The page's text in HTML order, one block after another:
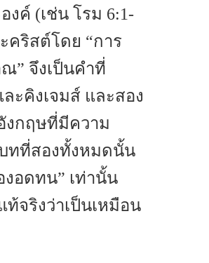
ค์ (เช่น โรม 6:1-
คริสต์โดย “การ
” จึงเป็นคำที่
ะคิงเจมส์ และสอง
งกฤษที่มีความ
ทที่สองทั้งหมดนั้น
งอดทน” เท่านั้น
จริงว่าเป็นเหมือน